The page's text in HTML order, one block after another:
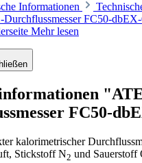
Informationen
FC50-
Mehr lesen
FC50-
kalorimetrischer
Stickstoff N2 und Sauerstoff